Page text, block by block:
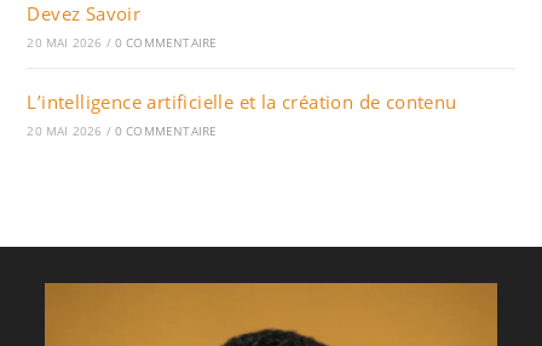
Devez Savoir
20 MAI 2026 / 0 COMMENTAIRE
L’intelligence artificielle et la création de contenu
20 MAI 2026 / 0 COMMENTAIRE